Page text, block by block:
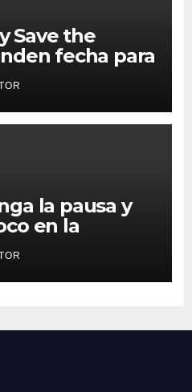
Save the
fecha para
de
la pausa y
en la